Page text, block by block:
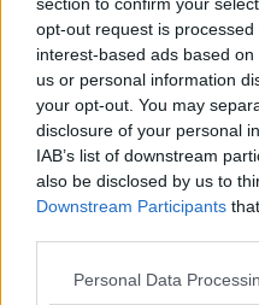
opt-out request is
interest-based ads based
us or personal information
your opt-out. You may
disclosure of your personal
IAB’s list of downstream
also be disclosed by us to
Downstream Participants
Please note that this
Personal Data
COLLI ORIENTALI
DAL PEDUNCOLO
COLLI ORIENTALI
TAZZELENGHE
BRUNELLO DI
CARMIGNANO
DAL PEDUNCOLO